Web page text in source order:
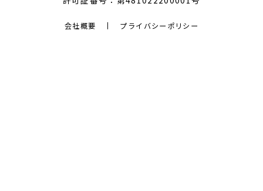
会社概要 プライバシーポリシー